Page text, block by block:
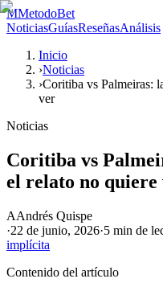
MMetodoBet
NoticiasGuíasReseñasAnálisis
Inicio
›Noticias
›Coritiba vs Palmeiras:
ver
Noticias
Coritiba vs
el relato no quiere
AAndrés Quispe
·22 de junio, 2026·5 min de
implícita
Contenido del artículo